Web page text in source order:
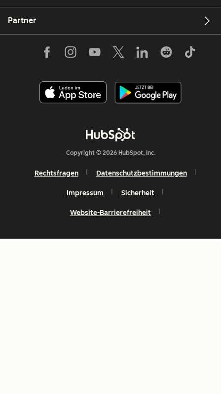
Partner
Copyright © 2026 HubSpot, Inc.
Rechtsfragen Datenschutzbestimmungen
Impressum Sicherheit
Website-Barrierefreiheit